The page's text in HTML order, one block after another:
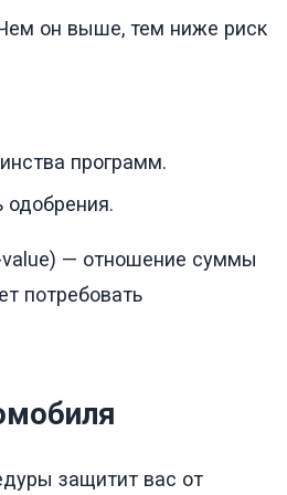
он выше, тем ниже риск
программ.
value) — отношение суммы
потребовать
защитит вас от